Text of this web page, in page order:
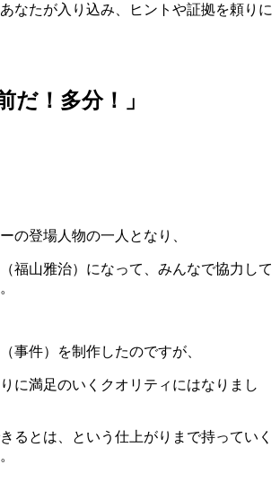
なたが入り込み、ヒントや証拠を頼りに
だ！多分！」
の登場人物の一人となり、
福山雅治）になって、みんなで協力して
事件）を制作したのですが、
に満足のいくクオリティにはなりまし
るとは、という仕上がりまで持っていく